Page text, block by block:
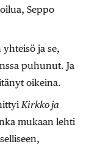
Seppo
ja se,
puhunut. Ja
oikeina.
Kirkko ja
mukaan lehti